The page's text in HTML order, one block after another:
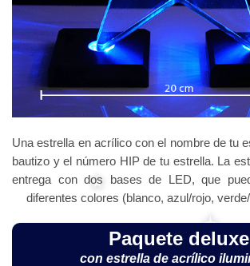
Una estrella en acrílico con el nombre de tu
bautizo y el número HIP de tu estrella. La
entrega con dos bases de LED, que
diferentes colores (blanco, azul/rojo,
Paquete deluxe
con estrella de acrílico